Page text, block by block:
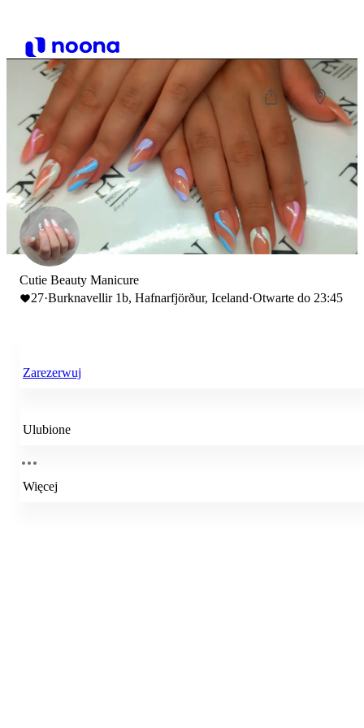
Cutie Beauty Manicure
27·Burknavellir 1b, Hafnarfjörður, Iceland·Otwarte do 23:45
Zarezerwuj
Ulubione
Więcej